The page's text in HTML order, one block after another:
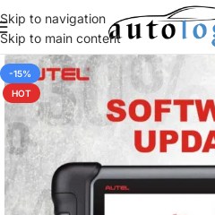
Skip to navigation
Skip to main content
-15%
HOT